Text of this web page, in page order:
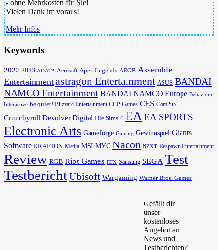
- ohne Mehrkosten für Sie!
Vielen Dank im voraus!
Mehr Infos
Keywords
2022 2023 ADATA Aerosoft Apex Legends ARGB Assemble
Entertainment astragon Entertainment ASUS BANDAI
NAMCO Entertainment BANDAI NAMCO Europe Behaviour
Interactive be quiet! Blizzard Entertainment CCP Games CES Com2uS
Crunchyroll Devolver Digital Die Sims 4 EA EA SPORTS
Electronic Arts Gameforge Gaming Gewinnspiel Giants
Software KRAFTON Media MSI MYC Nacon NZXT Respawn Entertainment
Review RGB Riot Games RTX Samsung SEGA Test
TestberichtUbisoft Wargaming Warner Bros. Games
Gefällt dir
unser
kostenloses
Angebot an
News und
Testberichten?